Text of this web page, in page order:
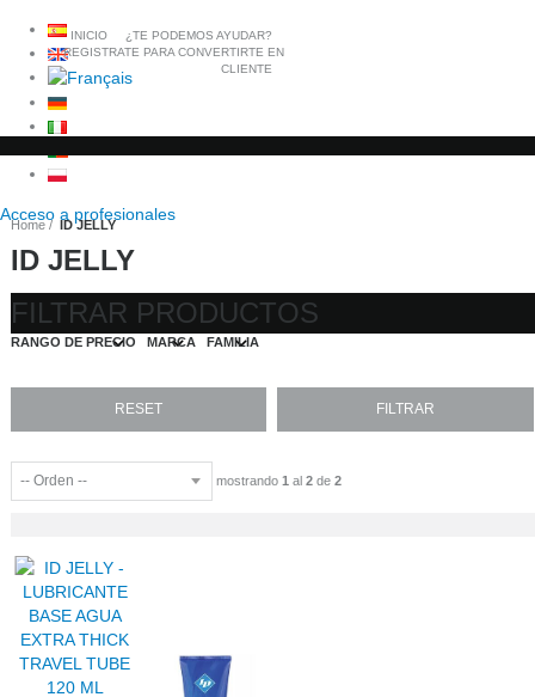
Acceso a profesionales
INICIO
¿TE PODEMOS AYUDAR?
REGISTRATE PARA CONVERTIRTE EN
CLIENTE
Home ID JELLY
ID JELLY
FILTRAR PRODUCTOS
RANGO DE PRECIO MARCA FAMILIA
mostrando 1 al 2de 2